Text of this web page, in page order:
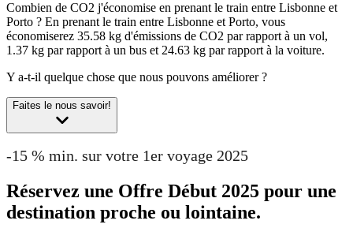
Combien de CO2 j'économise en prenant le train entre Lisbonne et
Porto ? En prenant le train entre Lisbonne et Porto, vous
économiserez 35.58 kg d'émissions de CO2 par rapport à un vol,
1.37 kg par rapport à un bus et 24.63 kg par rapport à la voiture.
Y a-t-il quelque chose que nous pouvons améliorer ?
Faites le nous savoir!
-15 % min. sur votre 1er voyage 2025
Réservez une Offre Début 2025 pour une
destination proche ou lointaine.